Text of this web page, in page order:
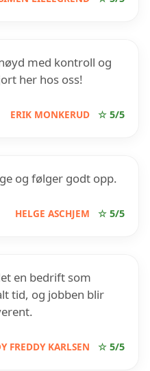
med kontroll og
her hos oss!
ERIK MONKERUD ☆ 5/5
og følger godt opp.
HELGE ASCHJEM ☆ 5/5
en bedrift som
tid, og jobben blir
FREDDY KARLSEN ☆ 5/5